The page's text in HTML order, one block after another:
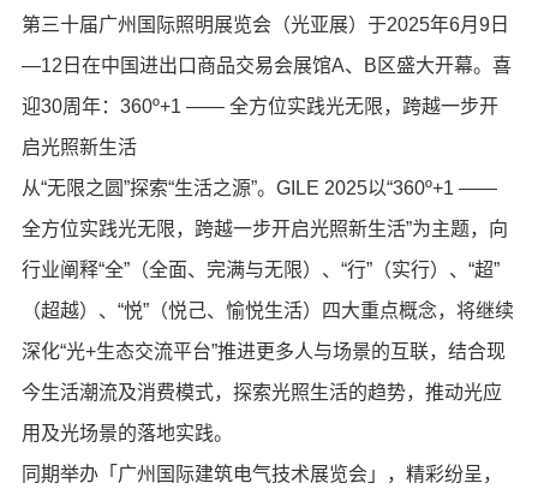
第三十届广州国际照明展览会（光亚展）于2025年6月9日
—12日在中国进出口商品交易会展馆A、B区盛大开幕。喜
迎30周年：360º+1 —— 全方位实践光无限，跨越一步开
启光照新生活
从“无限之圆”探索“生活之源”。GILE 2025以“360º+1 ——
全方位实践光无限，跨越一步开启光照新生活”为主题，向
行业阐释“全”（全面、完满与无限）、“行”（实行）、“超”
（超越）、“悦”（悦己、愉悦生活）四大重点概念，将继续
深化“光+生态交流平台”推进更多人与场景的互联，结合现
今生活潮流及消费模式，探索光照生活的趋势，推动光应
用及光场景的落地实践。
同期举办「广州国际建筑电气技术展览会」，精彩纷呈，